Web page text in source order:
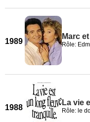
1989
Marc
Rôle:
1988
La vie
Rôle: le